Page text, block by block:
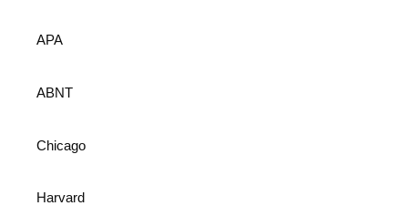
APA
ABNT
Chicago
Harvard